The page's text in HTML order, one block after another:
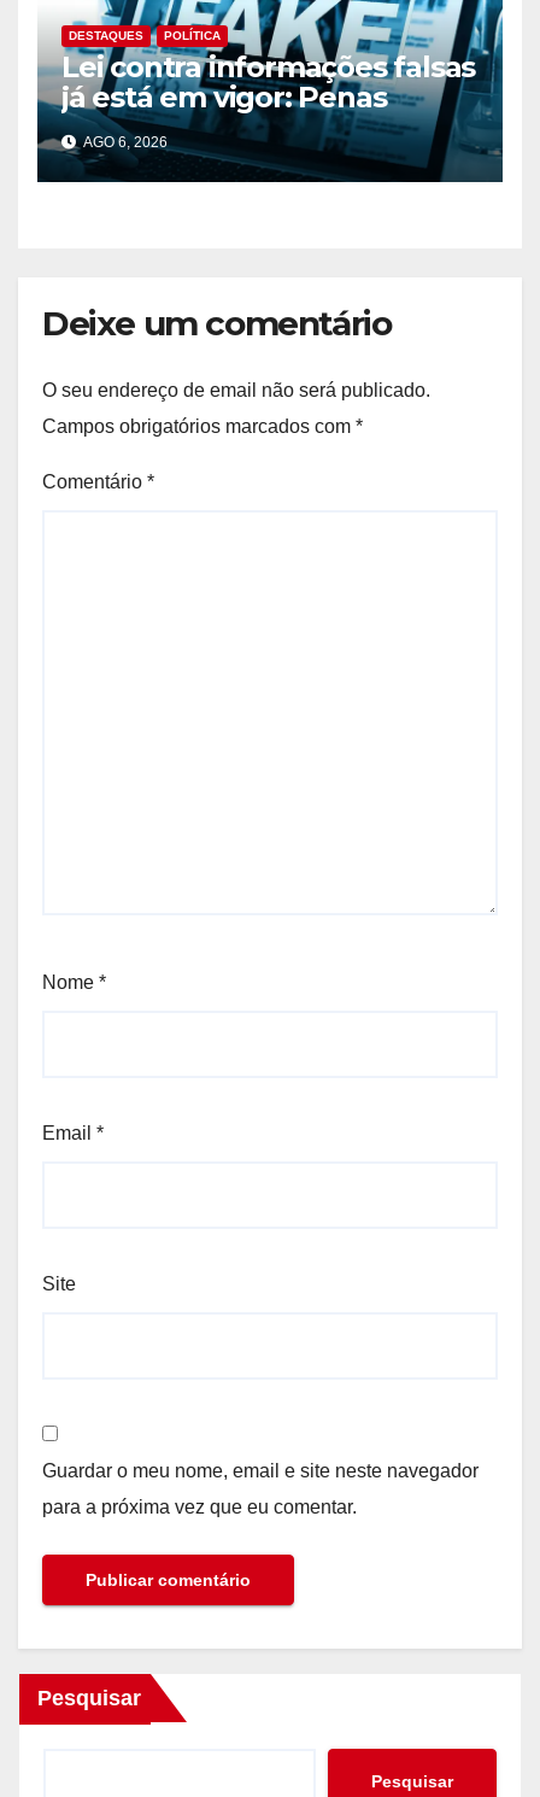
DESTAQUES POLÍTICA
Lei contra informações falsas
já está em vigor: Penas
podem chegar aos 10 anos
de prisão
AGO 6, 2026
Deixe um comentário
O seu endereço de email não será publicado.
Campos obrigatórios marcados com *
Comentário *
Nome *
Email *
Site
Guardar o meu nome, email e site neste navegador
para a próxima vez que eu comentar.
Pesquisar
Pesquisar